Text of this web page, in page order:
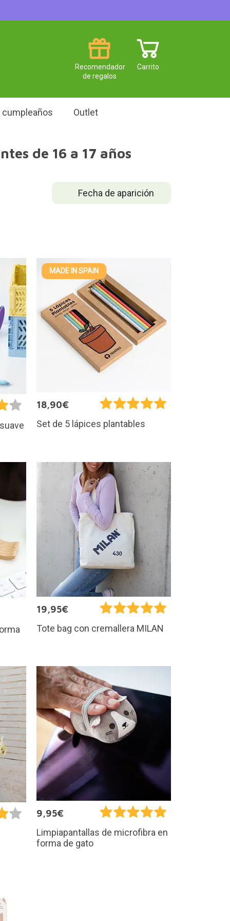
Carrito
Recomendador
de regalos
cumpleaños Outlet
de 16 a 17 años
Fecha de aparición
MADE IN SPAIN
18,90€
Set de 5 lápices plantables
19,95€
Tote bag con cremallera MILAN
9,95€
Limpiapantallas de microfibra en
forma de gato